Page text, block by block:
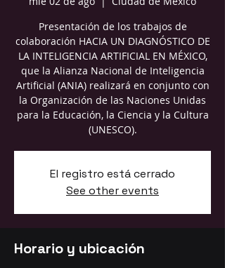
Presentación de los trabajos de
colaboración HACIA UN DIAGNÓSTICO DE
LA INTELIGENCIA ARTIFICIAL EN MÉXICO,
que la Alianza Nacional de Inteligencia
Artificial (ANIA) realizará en conjunto con
la Organización de las Naciones Unidas
para la Educación, la Ciencia y la Cultura
(UNESCO).
El registro está cerrado
See other events
Horario y ubicación